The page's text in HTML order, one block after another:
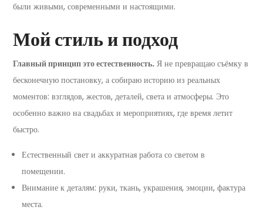
были живыми, современными и настоящими.
Мой стиль и подход
Главный принцип это естественность. Я не превращаю съёмку в
бесконечную постановку, а собираю историю из реальных
моментов: взглядов, жестов, деталей, света и атмосферы. Это
особенно важно на свадьбах и мероприятиях, где время летит
быстро.
Естественный свет и аккуратная работа со светом в
помещении.
Внимание к деталям: руки, ткань, украшения, эмоции, фактура
места.